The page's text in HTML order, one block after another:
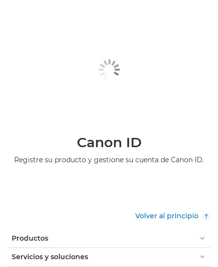
Canon ID
Registre su producto y gestione su cuenta de Canon ID.
Volver al principio
Productos
Servicios y soluciones